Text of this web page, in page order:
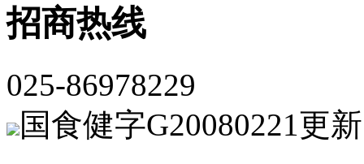
招商热线
025-86978229
国食健字G20080221更